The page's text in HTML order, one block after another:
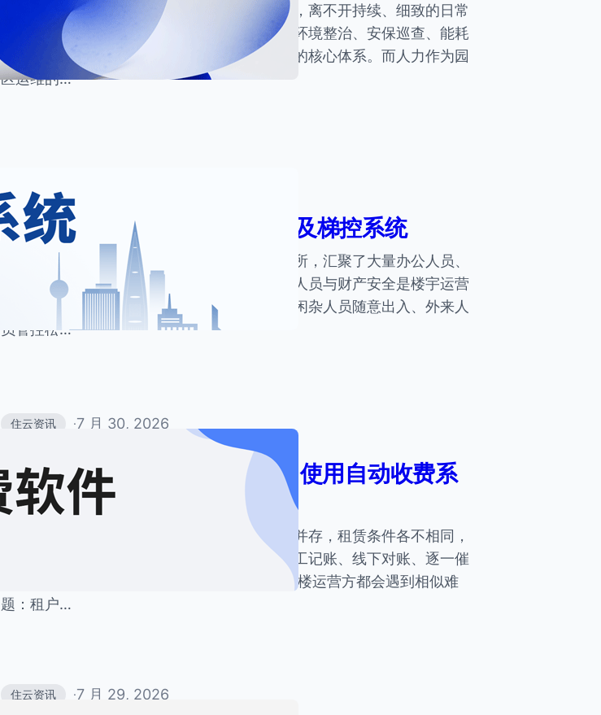
产业园区、科创园区、商务园区的常态化运营，离不开持续、细致的日常
维护工作。设施巡检、设备维保、报事报修、环境整治、安保巡查、能耗
核查、租户服务等多项工作，构成了园区运维的核心体系。而人力作为园
区运维的…
写字楼安全高度依赖门禁系统及梯控系统
现代化写字楼是众多企业办公、经营的核心场所，汇聚了大量办公人员、
精密办公设备、涉密商业资料以及贵重物资，人员与财产安全是楼宇运营
管理的重中之重。当下，多数写字楼普遍存在闲杂人员随意出入、外来人
员管控松…
住云资讯 ·7 月 30, 2026
大型写字楼群收租最便捷方式 使用自动收费系
统
大型写字楼群内入驻企业数量庞大，大小租户并存，租赁条件各不相同，
租金收缴长期是物业运营的一大痛点。依靠人工记账、线下对账、逐一催
收的传统模式，各类麻烦层出不穷。 不少写字楼运营方都会遇到相似难
题：租户…
住云资讯 ·7 月 29, 2026